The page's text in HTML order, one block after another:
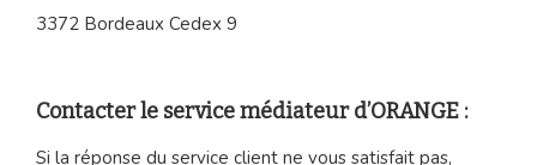
3372 Bordeaux Cedex 9
Contacter le service médiateur d’ORANGE :
Si la réponse du service client ne vous satisfait pas,